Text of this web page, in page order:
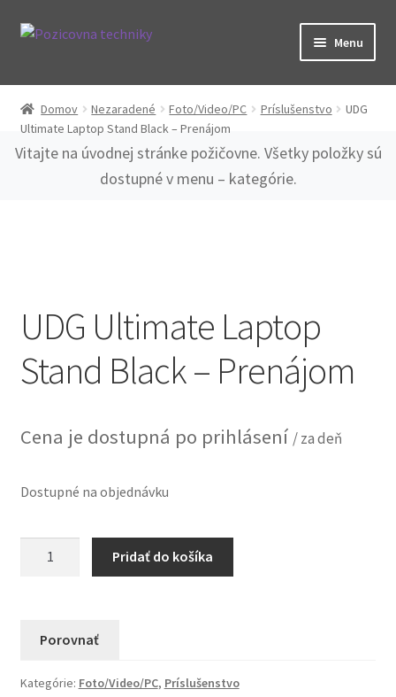
Preskočiť
Preskočiť
Menu
Kategórie
O nás
Domov Nezaradené Foto/Video/PC Príslušenstvo
UDG
Ultimate Laptop Stand Black – Prenájom
Vitajte na úvodnej stránke požičovne. Všetky položky sú
dostupné v menu – kategórie.
UDG Ultimate Laptop
Stand Black – Prenájom
Cena je dostupná po prihlásení / za deň
Dostupné na objednávku
Stand
-
Pridať do košíka
Porovnať
Kategórie: Foto/Video/PC, Príslušenstvo